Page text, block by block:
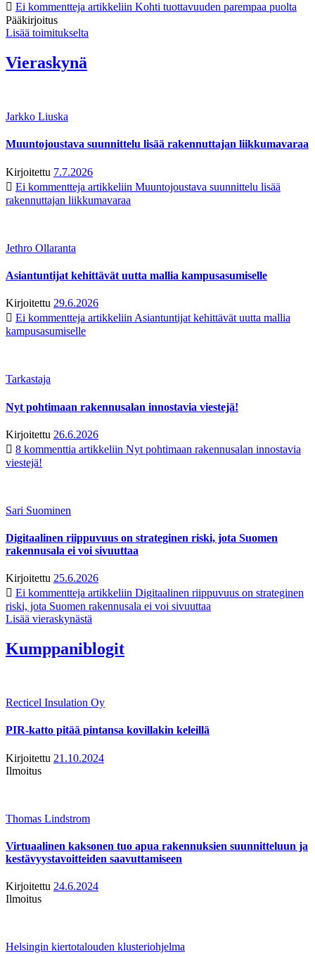
Ei kommentteja artikkeliin Kohti tuottavuuden parempaa puolta
Pääkirjoitus
Lisää toimitukselta
Vieraskynä
Jarkko Liuska
Muuntojoustava suunnittelu lisää rakennuttajan liikkumavaraa
Kirjoitettu 7.7.2026
Ei kommentteja artikkeliin Muuntojoustava suunnittelu lisää
rakennuttajan liikkumavaraa
Jethro Ollaranta
Asiantuntijat kehittävät uutta mallia kampusasumiselle
Kirjoitettu 29.6.2026
Ei kommentteja artikkeliin Asiantuntijat kehittävät uutta mallia
kampusasumiselle
Tarkastaja
Nyt pohtimaan rakennusalan innostavia viestejä!
Kirjoitettu 26.6.2026
8 kommenttia artikkeliin Nyt pohtimaan rakennusalan innostavia
viestejä!
Sari Suominen
Digitaalinen riippuvuus on strateginen riski, jota Suomen
rakennusala ei voi sivuuttaa
Kirjoitettu 25.6.2026
Ei kommentteja artikkeliin Digitaalinen riippuvuus on strateginen
riski, jota Suomen rakennusala ei voi sivuuttaa
Lisää vieraskynästä
Kumppaniblogit
Recticel Insulation Oy
PIR-katto pitää pintansa kovillakin keleillä
Kirjoitettu 21.10.2024
Ilmoitus
Thomas Lindstrom
Virtuaalinen kaksonen tuo apua rakennuksien suunnitteluun ja
kestävyystavoitteiden saavuttamiseen
Kirjoitettu 24.6.2024
Ilmoitus
Helsingin kiertotalouden klusteriohjelma